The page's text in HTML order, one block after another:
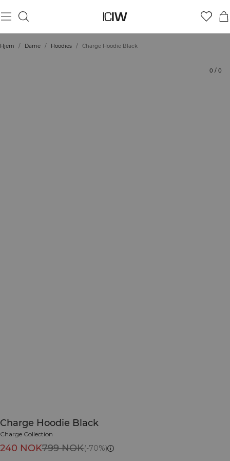
Hjem / Dame / Hoodies / Charge Hoodie Black
0 / 0
Charge Hoodie Black
Charge Collection
240 NOK799 NOK(-70%)